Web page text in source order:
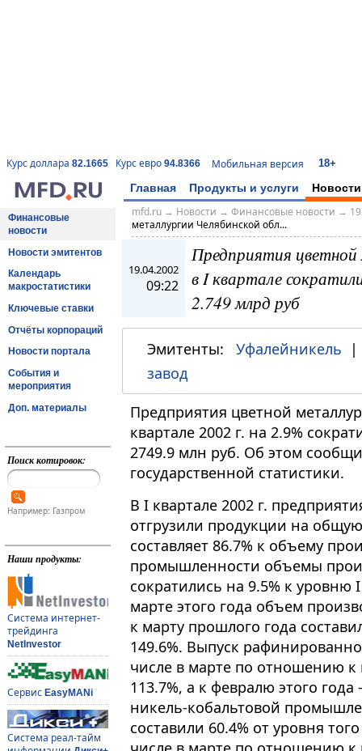
Курс доллара 82.1665 Курс евро 94.8366 Мобильная версия 18+
Главная Продукты и услуги Новости
Финансовые
новости
Новости эмитентов
Календарь
макростатистики
Ключевые ставки
Отчёты корпораций
Новости портала
События и
мероприятия
Доп. материалы
Поиск котировок:
Например: Газпром
Наши продукты:
Система интернет-
трейдинга
NetInvestor
Сервис EasyMANi
Система реал-тайм
mfd.ru→ Новости → Финансовые новости →
металлургии Челябинской обл...
19.04.2002
09:22
Предприятия цветной
в I квартале
2.749 млрд руб
Эмитенты: Уфалейникель
завод
Предприятия цветной
квартале 2002 г. на 2.9%
2749.9 млн руб. Об этом
государственной статистики.
В I квартале 2002 г.
отгрузили продукции на
составляет 86.7% к объему
промышленности объемы
сократились на 9.5% к уровню
марте этого года объем
к марту прошлого года
149.6%. Выпуск
числе в марте по отношению к
113.7%, а к февралю этого
никель-кобальтовой
составили 60.4% от уровня